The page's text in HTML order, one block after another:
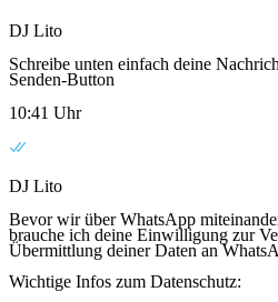
DJ Lito
Schreibe unten einfach deine
Senden-Button
10:41 Uhr
DJ Lito
Bevor wir über WhatsApp
brauche ich deine Einwilligung zur
Übermittlung deiner Daten an
Wichtige Infos zum Datenschutz: